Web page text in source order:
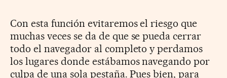
Con esta función evitaremos el riesgo que
muchas veces se da de que se pueda cerrar
todo el navegador al completo y perdamos
los lugares donde estábamos navegando por
culpa de una sola pestaña. Pues bien, para